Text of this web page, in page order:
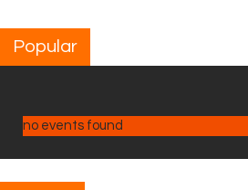
Popular
no events found